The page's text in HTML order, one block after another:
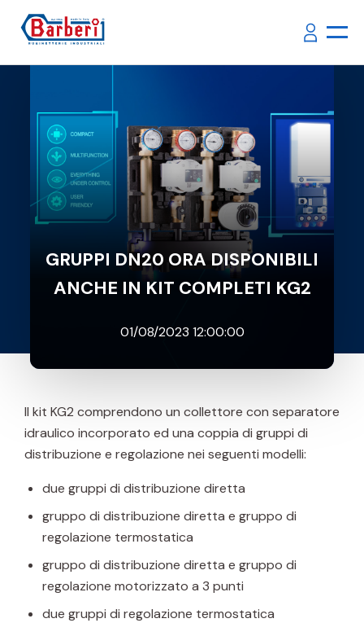
GRUPPI DN20 ORA DISPONIBILI
ANCHE IN KIT COMPLETI KG2
01/08/2023 12:00:00
II kit KG2 comprendono un collettore con separatore
idraulico incorporato ed una coppia di gruppi di
distribuzione e regolazione nei seguenti modelli:
due gruppi di distribuzione diretta
gruppo di distribuzione diretta e gruppo di
regolazione termostatica
gruppo di distribuzione diretta e gruppo di
regolazione motorizzato a 3 punti
due gruppi di regolazione termostatica